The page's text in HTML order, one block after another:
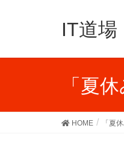
IT道場
「夏
HOME 「夏